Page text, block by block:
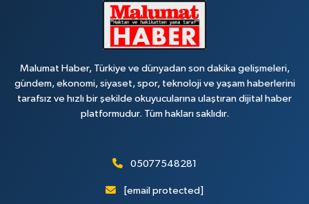
Malumat Haber, Türkiye ve dünyadan son dakika gelişmeleri,
gündem, ekonomi, siyaset, spor, teknoloji ve yaşam haberlerini
tarafsız ve hızlı bir şekilde okuyucularına ulaştıran dijital haber
platformudur. Tüm hakları saklıdır.
05077548281
[email protected]